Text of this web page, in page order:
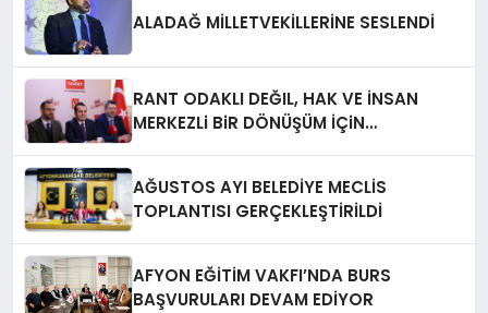
ALADAĞ MİLLETVEKİLLERİNE SESLENDİ
RANT ODAKLI DEĞIL, HAK VE İNSAN
MERKEZLi BiR DÖNÜŞÜM İÇiN
AĞUSTOS AYI BELEDİYE MECLİS
TOPLANTISI GERÇEKLEŞTİRİLDİ
AFYON EĞİTİM VAKFI’NDA BURS
BAŞVURULARI DEVAM EDİYOR